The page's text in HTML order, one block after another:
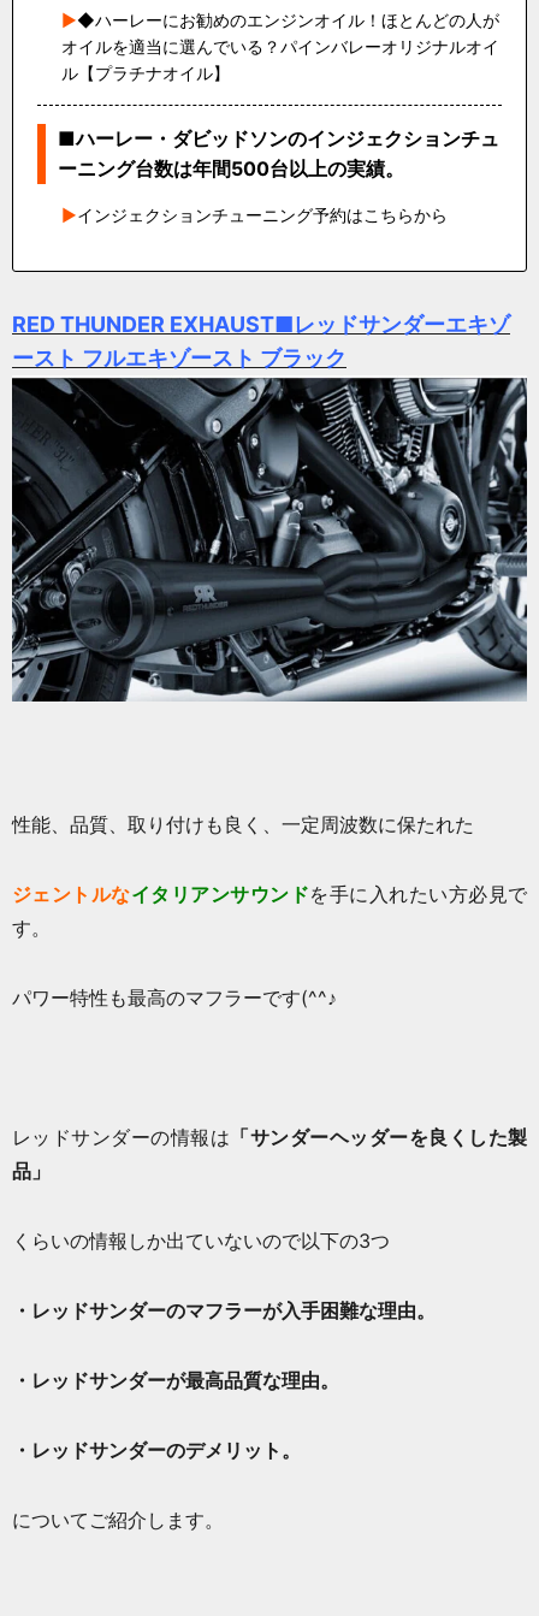
◆ハーレーにお勧めのエンジンオイル！ほとんどの人が
オイルを適当に選んでいる？パインバレーオリジナルオイ
ル【プラチナオイル】
■ハーレー・ダビッドソンのインジェクションチュ
ーニング台数は年間500台以上の実績。
インジェクションチューニング予約はこちらから
RED THUNDER EXHAUST■レッドサンダーエキゾ
ースト フルエキゾースト ブラック
性能、品質、取り付けも良く、一定周波数に保たれた
ジェントルなイタリアンサウンドを手に入れたい方必見で
す。
パワー特性も最高のマフラーです(^^♪
レッドサンダーの情報は 「サンダーヘッダーを良くした製
品」
くらいの情報しか出ていないので以下の3つ
・レッドサンダーのマフラーが入手困難な理由。
・レッドサンダーが最高品質な理由。
・レッドサンダーのデメリット。
についてご紹介します。